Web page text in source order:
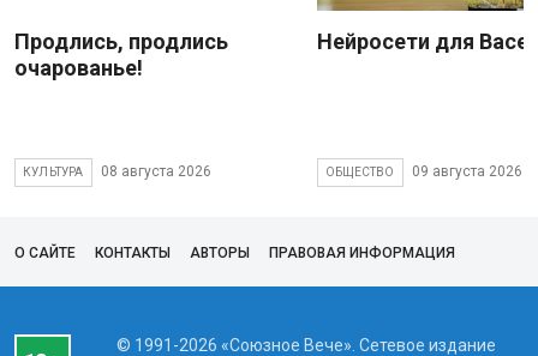
Продлись, продлись
очарованье!
КУЛЬТУРА 08 августа 2026
Нейросети для
ОБЩЕСТВО 09 августа 2026
О САЙТЕ КОНТАКТЫ АВТОРЫ ПРАВОВАЯ ИНФОРМАЦИЯ
© 1991-2026 «Союзное Вече». Сетевое издание